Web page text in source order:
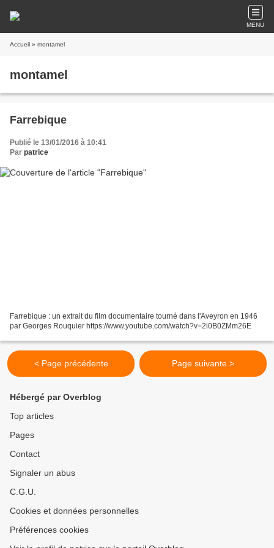
MENU
Accueil » montamel
montamel
Farrebique
Publié le 13/01/2016 à 10:41
Par patrice
Farrebique : un extrait du film documentaire tourné dans l'Aveyron en 1946
par Georges Rouquier https://www.youtube.com/watch?v=2i0B0ZMm26E
< Page précédente Page suivante >
Hébergé par Overblog
Top articles
Pages
Contact
Signaler un abus
C.G.U.
Cookies et données personnelles
Préférences cookies